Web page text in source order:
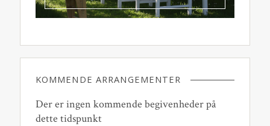
KOMMENDE ARRANGEMENTER
Der er ingen kommende begivenheder på
dette tidspunkt